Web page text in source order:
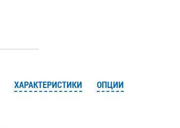
ХАРАКТЕРИСТИКИ ОПЦИИ